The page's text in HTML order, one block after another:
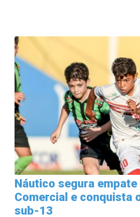
Náutico segura empate
Comercial e conquista
sub-13